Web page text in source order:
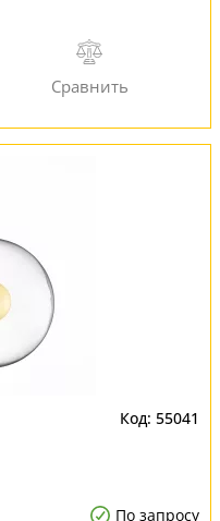
55041
По запросу